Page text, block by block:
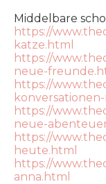
Middelbare
https://
katze.html
https://
neue-
https://
https://
neue-
https://
heute.html
https://
anna.html